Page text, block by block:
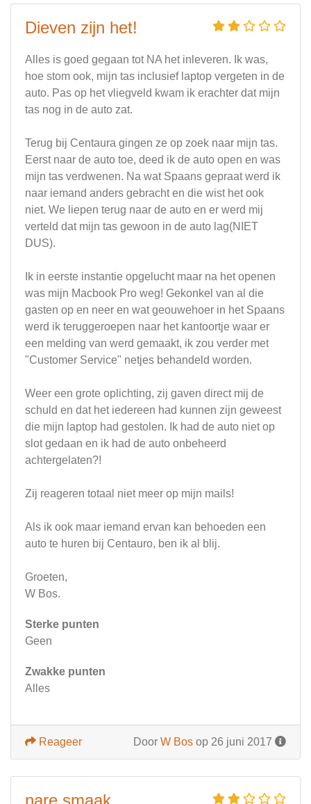
Dieven zijn het!
Alles is goed gegaan tot NA het inleveren. Ik was,
hoe stom ook, mijn tas inclusief laptop vergeten in de
auto. Pas op het vliegveld kwam ik erachter dat mijn
tas nog in de auto zat.
Terug bij Centaura gingen ze op zoek naar mijn tas.
Eerst naar de auto toe, deed ik de auto open en was
mijn tas verdwenen. Na wat Spaans gepraat werd ik
naar iemand anders gebracht en die wist het ook
niet. We liepen terug naar de auto en er werd mij
verteld dat mijn tas gewoon in de auto lag(NIET
DUS).
Ik in eerste instantie opgelucht maar na het openen
was mijn Macbook Pro weg! Gekonkel van al die
gasten op en neer en wat geouwehoer in het Spaans
werd ik teruggeroepen naar het kantoortje waar er
een melding van werd gemaakt, ik zou verder met
"Customer Service" netjes behandeld worden.
Weer een grote oplichting, zij gaven direct mij de
schuld en dat het iedereen had kunnen zijn geweest
die mijn laptop had gestolen. Ik had de auto niet op
slot gedaan en ik had de auto onbeheerd
achtergelaten?!
Zij reageren totaal niet meer op mijn mails!
Als ik ook maar iemand ervan kan behoeden een
auto te huren bij Centauro, ben ik al blij.
Groeten,
W Bos.
Sterke punten
Geen
Zwakke punten
Alles
Door W Bos op 26 juni 2017
Reageer